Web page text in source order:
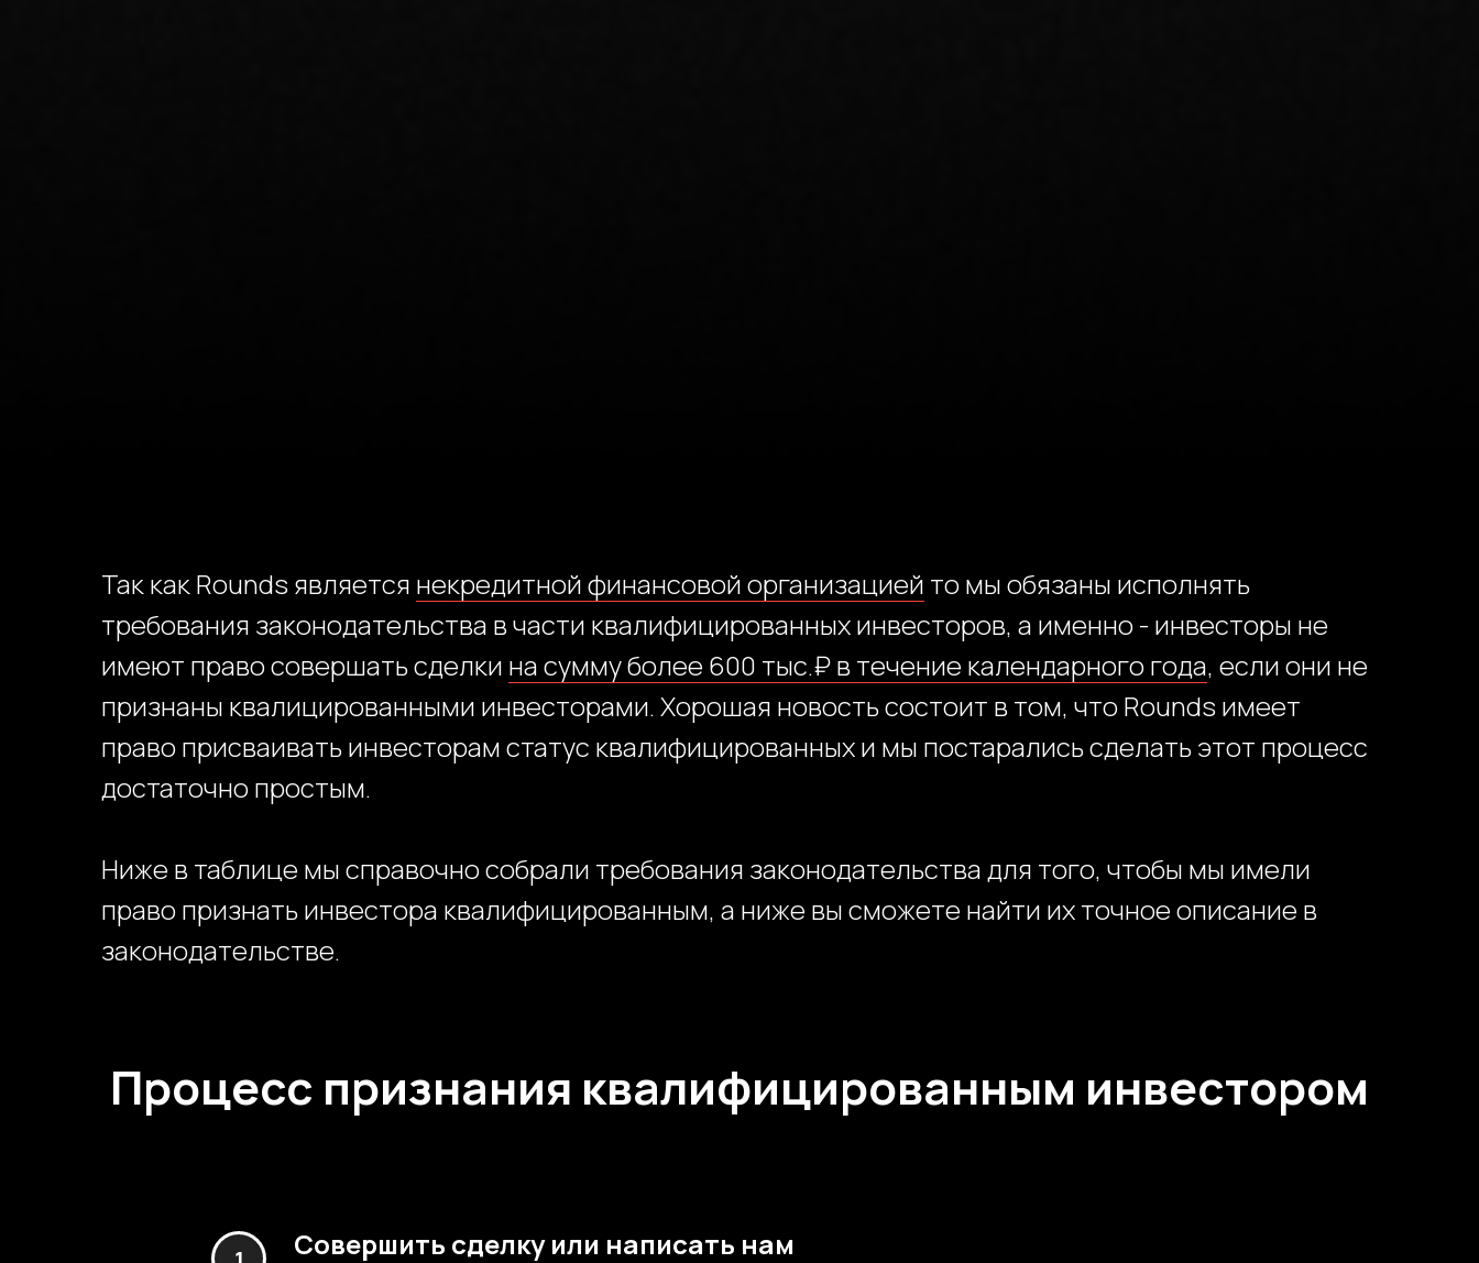
Так как Rounds является некредитной финансовой организацией то мы обязаны исполнять
требования законодательства в части квалифицированных инвесторов, а именно - инвесторы не
имеют право совершать сделки на сумму более 600 тыс.₽ в течение календарного года, если они не
признаны квалицированными инвесторами. Хорошая новость состоит в том, что Rounds имеет
право присваивать инвесторам статус квалифицированных и мы постарались сделать этот процесс
достаточно простым.
Ниже в таблице мы справочно собрали требования законодательства для того, чтобы мы имели
право признать инвестора квалифицированным, а ниже вы сможете найти их точное описание в
законодательстве.
Процесс признания квалифицированным инвестором
Совершить сделку или написать нам